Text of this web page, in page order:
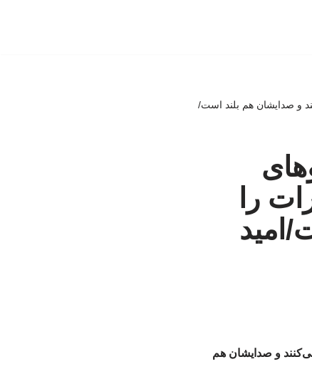
و صدایشان هم بلند است/
را
امید
و صدایشان هم